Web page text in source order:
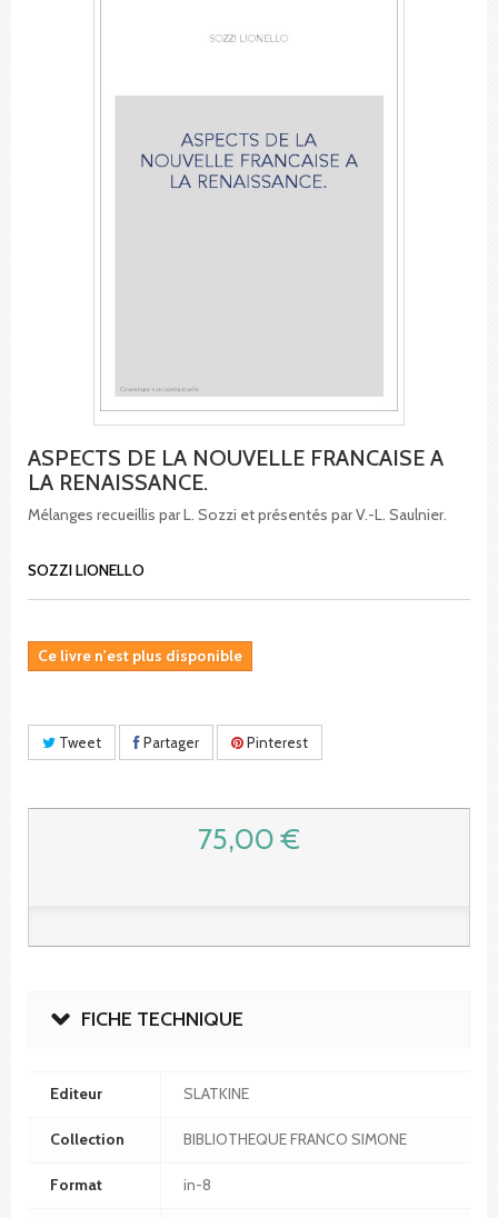
ASPECTS DE LA NOUVELLE FRANCAISE A
LA RENAISSANCE.
Mélanges recueillis par L. Sozzi et présentés par V.-L. Saulnier.
SOZZI LIONELLO
Ce livre n'est plus disponible
Tweet Partager Pinterest
75,00 €
FICHE TECHNIQUE
Editeur SLATKINE
Collection BIBLIOTHEQUE FRANCO SIMONE
Format in-8